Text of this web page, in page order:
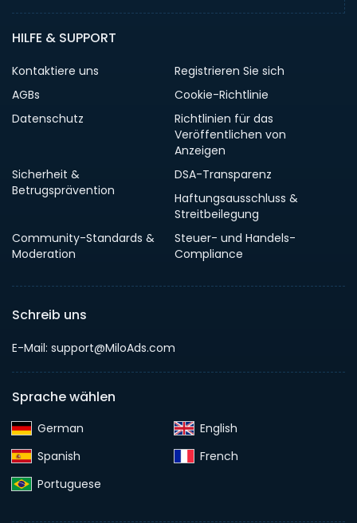
HILFE & SUPPORT
Kontaktiere uns
Registrieren Sie sich
AGBs
Cookie-Richtlinie
Datenschutz
Richtlinien für das
Veröffentlichen von
Anzeigen
Sicherheit &
Betrugsprävention
DSA-Transparenz
Haftungsausschluss &
Streitbeilegung
Community-Standards &
Moderation
Steuer- und Handels-
Compliance
Schreib uns
E-Mail: support@MiloAds.com
Sprache wählen
German‎
English‎
Spanish‎
French‎
Portuguese‎